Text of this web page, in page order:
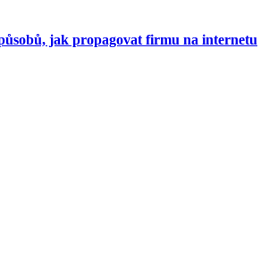
jak propagovat firmu na internetu